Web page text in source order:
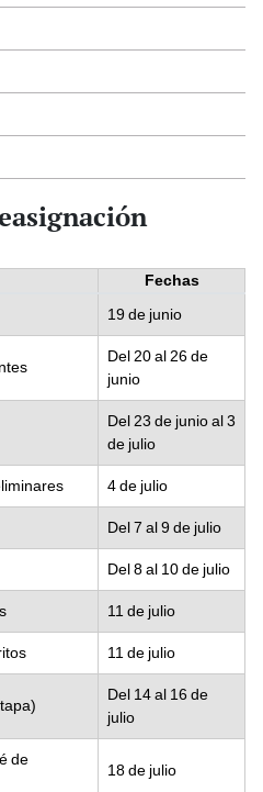
Fechas
19 de junio
Del 20 al 26 de
junio
Del 23 de junio al 3
de julio
4 de julio
Del 7 al 9 de julio
Del 8 al 10 de julio
11 de julio
11 de julio
Del 14 al 16 de
julio
de
18 de julio